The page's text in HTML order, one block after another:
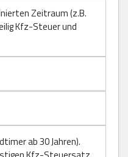
Zeitraum (z.B.
Kfz-Steuer und
ab 30 Jahren).